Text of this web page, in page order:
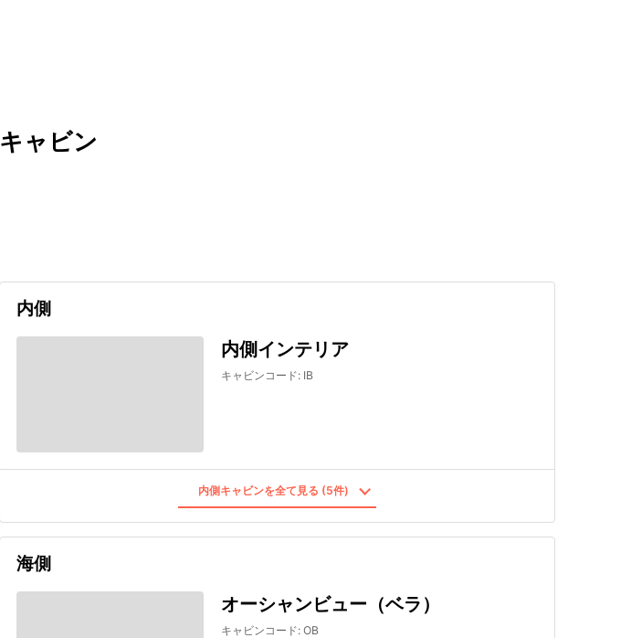
キャビン
内側
内側インテリア
キャビンコード: IB
内側キャビンを全て見る (5件)
海側
オーシャンビュー（ベラ）
キャビンコード: OB